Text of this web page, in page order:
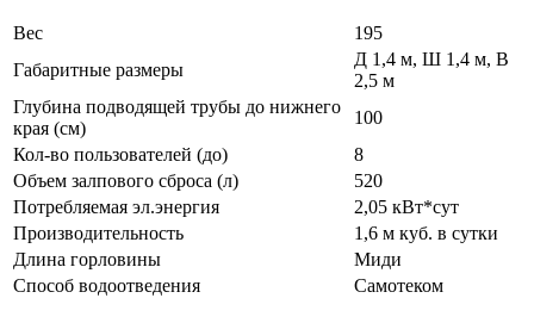
Вес
195
Габаритные размеры
Д 1,4 м, Ш 1,4 м, В
2,5 м
Глубина подводящей трубы до нижнего
края (см)
100
Кол-во пользователей (до)
8
Объем залпового сброса (л)
520
Потребляемая эл.энергия
2,05 кВт*сут
Производительность
1,6 м куб. в сутки
Длина горловины
Миди
Способ водоотведения
Самотеком